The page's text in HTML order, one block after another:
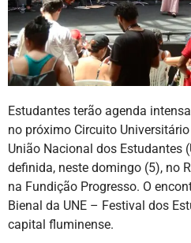
Estudantes terão agenda
no próximo Circuito
União Nacional dos Estudantes
definida, neste domingo (5), no
na Fundição Progresso. O
Bienal da UNE – Festival dos
capital fluminense.